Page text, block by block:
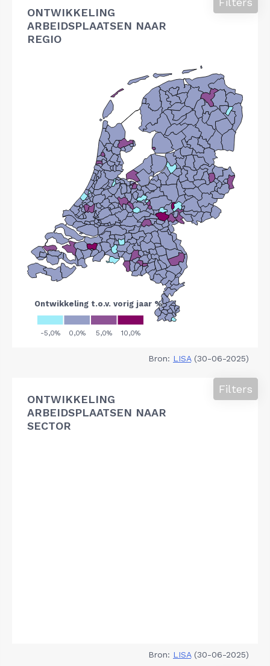
ONTWIKKELING
ARBEIDSPLAATSEN NAAR
REGIO
Bron: LISA(30-06-2025)
ONTWIKKELING
ARBEIDSPLAATSEN NAAR
SECTOR
Filters
Bron: LISA(30-06-2025)